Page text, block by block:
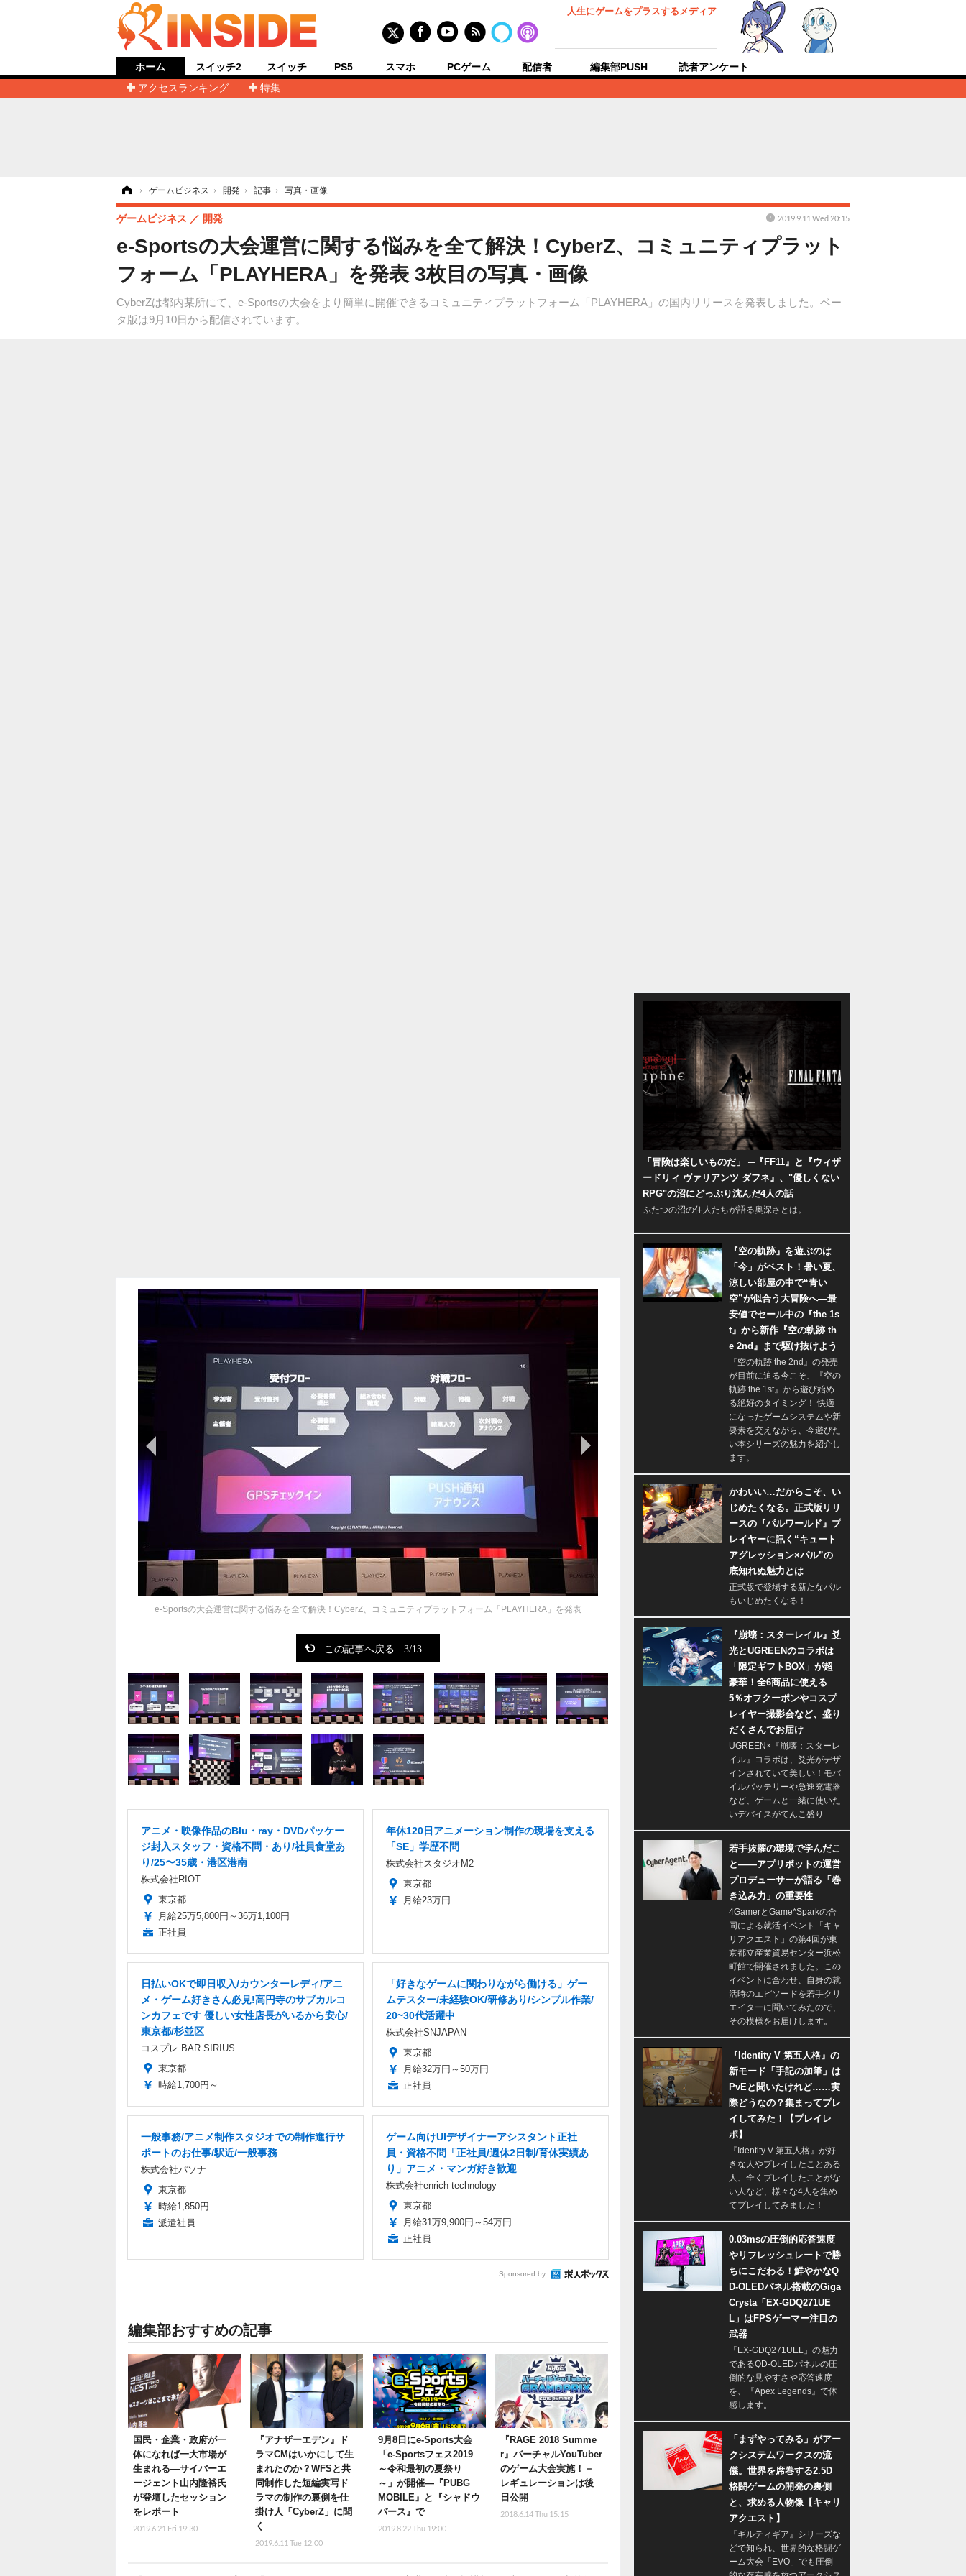
人生にゲームをプラスするメディア
ホーム
アクセスランキング
特集
スイッチ2 スイッチ PS5 スマホ PCゲーム 配信者 編集部PUSH 読者アンケート
› ゲームビジネス › 開発 › 記事 › 写真・画像
e-Sportsの大会運営に関する悩みを全て解決！CyberZ、コミュニティプラット
フォーム「PLAYHERA」を発表 3枚目の写真・画像
CyberZは都内某所にて、e-Sportsの大会をより簡単に開催できるコミュニティプラットフォーム「PLAYHERA」の国内リリースを発表しました。ベー
タ版は9月10日から配信されています。
ゲームビジネス 開発 2019.9.11 Wed 20:15
e-Sportsの大会運営に関する悩みを全て解決！CyberZ、コミュニティプラットフォーム「PLAYHERA」を発表
次の画像
この記事へ戻る 3/13
アニメ・映像作品のBlu・ray・DVDパッケー
ジ封入スタッフ・資格不問・あり/社員食堂あ
り/25〜35歳・港区港南
株式会社RIOT
東京都
月給25万5,800円～36万1,100円
正社員
年休120日アニメーション制作の現場を支える
「SE」学歴不問
株式会社スタジオM2
東京都
月給23万円
日払いOKで即日収入/カウンターレディ/アニ
メ・ゲーム好きさん必見!高円寺のサブカルコ
ンカフェです 優しい女性店長がいるから安心/
東京都/杉並区
コスプレ BAR SIRIUS
東京都
時給1,700円～
「好きなゲームに関わりながら働ける」ゲー
ムテスター/未経験OK/研修あり/シンプル作業/
20~30代活躍中
株式会社SNJAPAN
東京都
月給32万円～50万円
正社員
一般事務/アニメ制作スタジオでの制作進行サ
ポートのお仕事/駅近/一般事務
株式会社パソナ
東京都
時給1,850円
派遣社員
ゲーム向けUIデザイナーアシスタント正社
員・資格不問「正社員/週休2日制/育休実績あ
り」アニメ・マンガ好き歓迎
株式会社enrich technology
東京都
月給31万9,900円～54万円
正社員
Sponsored by
編集部おすすめの記事
国民・企業・政府が一
体になれば一大市場が
生まれる―サイバーエ
ージェント山内隆裕氏
が登壇したセッション
をレポート
2019.6.21 Fri 19:30
『アナザーエデン』ド
ラマCMはいかにして生
まれたのか？WFSと共
同制作した短編実写ド
ラマの制作の裏側を仕
掛け人「CyberZ」に聞
く
2019.6.11 Tue 12:00
9月8日にe-Sports大会
「e-Sportsフェス2019
～令和最初の夏祭り
～」が開催―『PUBG
MOBILE』と『シャドウ
バース』で
2019.8.22 Thu 19:00
『RAGE 2018 Summe
r』バーチャルYouTuber
のゲーム大会実施！－
レギュレーションは後
日公開
2018.6.14 Thu 15:15
「冒険は楽しいものだ」 ─『FF11』と『ウィザ
ードリィ ヴァリアンツ ダフネ』、"優しくない
RPG"の沼にどっぷり沈んだ4人の話
ふたつの沼の住人たちが語る奥深さとは。
『空の軌跡』を遊ぶのは
「今」がベスト！暑い夏、
涼しい部屋の中で“青い
空”が似合う大冒険へ―最
安値でセール中の『the 1s
t』から新作『空の軌跡 th
e 2nd』まで駆け抜けよう
『空の軌跡 the 2nd』の発売
が目前に迫る今こそ、『空の
軌跡 the 1st』から遊び始め
る絶好のタイミング！ 快適
になったゲームシステムや新
要素を交えながら、今遊びた
い本シリーズの魅力を紹介し
ます。
かわいい…だからこそ、い
じめたくなる。正式版リリ
ースの『パルワールド』プ
レイヤーに訊く“キュート
アグレッション×パル”の
底知れぬ魅力とは
正式版で登場する新たなパル
もいじめたくなる！
『崩壊：スターレイル』爻
光とUGREENのコラボは
「限定ギフトBOX」が超
豪華！全6商品に使える
5％オフクーポンやコスプ
レイヤー撮影会など、盛り
だくさんでお届け
UGREEN×『崩壊：スターレ
イル』コラボは、爻光がデザ
インされていて美しい！モバ
イルバッテリーや急速充電器
など、ゲームと一緒に使いた
いデバイスがてんこ盛り
若手抜擢の環境で学んだこ
と――アプリボットの運営
プロデューサーが語る「巻
き込み力」の重要性
4GamerとGame*Sparkの合
同による就活イベント「キャ
リアクエスト」の第4回が東
京都立産業貿易センター浜松
町館で開催されました。この
イベントに合わせ、自身の就
活時のエピソードを若手クリ
エイターに聞いてみたので、
その模様をお届けします。
『Identity V 第五人格』の
新モード「手記の加筆」は
PvEと聞いたけれど……実
際どうなの？集まってプレ
イしてみた！【プレイレ
ポ】
『Identity V 第五人格』が好
きな人やプレイしたことある
人、全くプレイしたことがな
い人など、様々な4人を集め
てプレイしてみました！
0.03msの圧倒的応答速度
やリフレッシュレートで勝
ちにこだわる！鮮やかなQ
D-OLEDパネル搭載のGiga
Crysta「EX-GDQ271UE
L」はFPSゲーマー注目の
武器
「EX-GDQ271UEL」の魅力
であるQD-OLEDパネルの圧
倒的な見やすさや応答速度
を、『Apex Legends』で体
感します。
「まずやってみる」がアー
クシステムワークスの流
儀。世界を席巻する2.5D
格闘ゲームの開発の裏側
と、求める人物像【キャリ
アクエスト】
『ギルティギア』シリーズな
どで知られ、世界的な格闘ゲ
ーム大会「EVO」でも圧倒